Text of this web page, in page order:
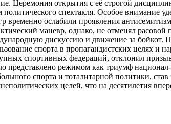
Церемония открытия с её строгой
спектакля. Особое внимание
ослабили проявления
маневр, однако, не отменял
дискуссию и движение за
спорта в пропагандистских целях и
спортивных федераций, отклонил
режимом как триумф
спорта и тоталитарной политики,
целей, что на десятилетия